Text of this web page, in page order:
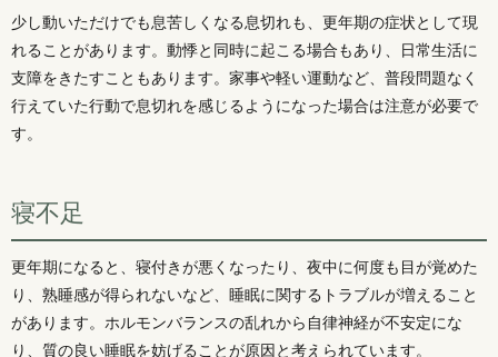
少し動いただけでも息苦しくなる息切れも、更年期の症状として現
れることがあります。動悸と同時に起こる場合もあり、日常生活に
支障をきたすこともあります。家事や軽い運動など、普段問題なく
行えていた行動で息切れを感じるようになった場合は注意が必要で
す。
寝不足
更年期になると、寝付きが悪くなったり、夜中に何度も目が覚めた
り、熟睡感が得られないなど、睡眠に関するトラブルが増えること
があります。ホルモンバランスの乱れから自律神経が不安定にな
り、質の良い睡眠を妨げることが原因と考えられています。